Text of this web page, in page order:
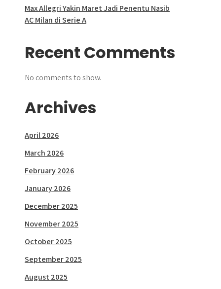
Max Allegri Yakin Maret Jadi Penentu Nasib
AC Milan di Serie A
Recent Comments
No comments to show.
Archives
April 2026
March 2026
February 2026
January 2026
December 2025
November 2025
October 2025
September 2025
August 2025